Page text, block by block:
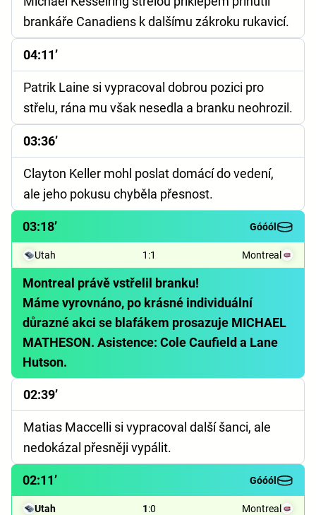
brankáře Canadiens k dalšímu zákroku rukavicí.
04:11’
Patrik Laine si vypracoval dobrou pozici pro
střelu, rána mu však nesedla a branku neohrozil.
03:36’
Clayton Keller mohl poslat domácí do vedení,
ale jeho pokusu chyběla přesnost.
03:18’ Góóól
Utah 1 :1 Montreal
Montreal právě vstřelil branku!
Máme vyrovnáno, po krásné individuální
důrazné akci se blafákem prosazuje MICHAEL
MATHESON. Asistence: Cole Caufield a Lane
Hutson.
02:39’
Matias Maccelli si vypracoval další šanci, ale
nedokázal přesněji vypálit.
02:11’ Góóól
Utah 1:0 Montreal